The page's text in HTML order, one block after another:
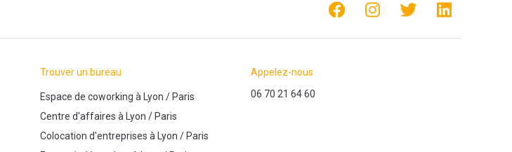
Trouver un bureau
Espace de coworking à Lyon /Paris
Centre d'affaires à Lyon /Paris
Colocation d'entreprises à Lyon /Paris
Appelez-nous
06 70 21 64 60